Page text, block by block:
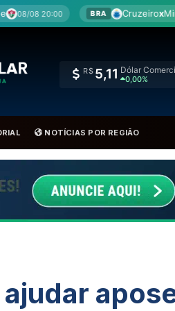
Cruzeiro x Mirassol 09/08 10:00
R$ 5,11 Dólar
0,00%
NOTÍCIAS POR REGIÃO